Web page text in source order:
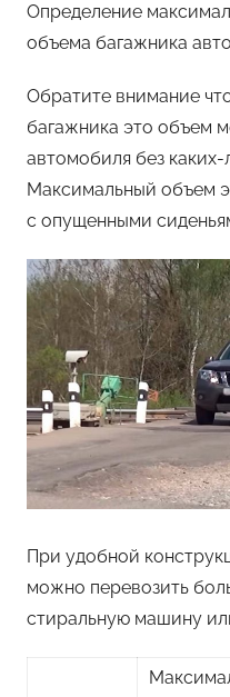
Определение
объема багажника
Обратите внимание
багажника это объем
автомобиля без
Максимальный объем
с опущенными
При удобной
можно перевозить
стиральную машину